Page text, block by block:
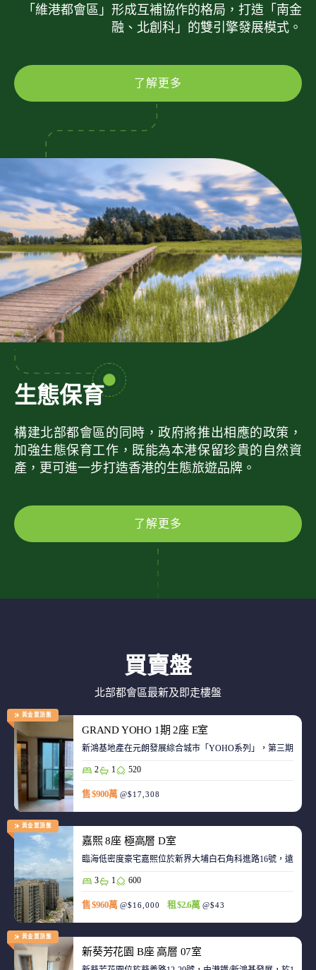
「維港都會區」形成互補協作的格局，打造「南金
融、北創科」的雙引擎發展模式。
了解更多
生態保育
構建北部都會區的同時，政府將推出相應的政策，
加強生態保育工作，既能為本港保留珍貴的自然資
產，更可進一步打造香港的生態旅遊品牌。
了解更多
買賣盤
北部都會區最新及即走樓盤
黃金置頂盤
GRAND YOHO 1期 2座 E室
2 1 520
售 $900萬 @$17,308
黃金置頂盤
嘉熙 8座 極高層 D室
臨海低密度豪宅嘉熙位於新界大埔白石角科進路16號，遠離
3 1 600
售 $960萬 @$16,000 租 $2.6萬 @$43
黃金置頂盤
新葵芳花園 B座 高層 07室